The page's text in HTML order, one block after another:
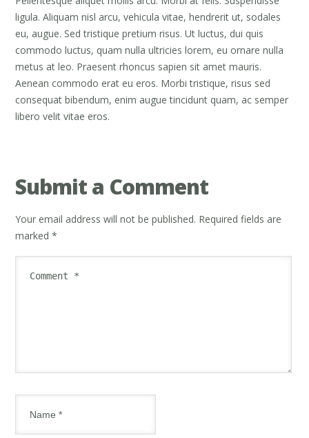
ligula. Aliquam nisl arcu, vehicula vitae, hendrerit ut, sodales
eu, augue. Sed tristique pretium risus. Ut luctus, dui quis
commodo luctus, quam nulla ultricies lorem, eu ornare nulla
metus at leo. Praesent rhoncus sapien sit amet mauris.
Aenean commodo erat eu eros. Morbi tristique, risus sed
consequat bibendum, enim augue tincidunt quam, ac semper
libero velit vitae eros.
Submit a Comment
Your email address will not be published. Required fields are
marked*